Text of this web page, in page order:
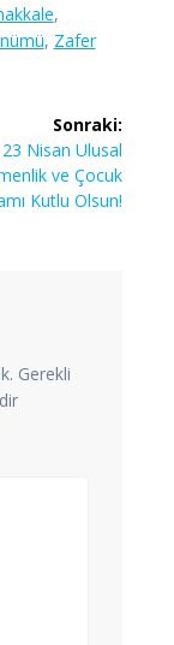
,
, Zafer
Sonraki:
Sonraki
yazı:
23 Nisan Ulusal
ve Çocuk
Kutlu Olsun!
Gerekli